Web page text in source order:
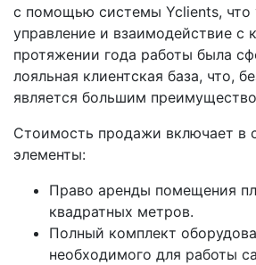
с помощью системы Yclients, что
управление и взаимодействие с
протяжении года работы была
лояльная клиентская база, что,
является большим
Стоимость продажи включает в
элементы:
Право аренды помещения
квадратных метров.
Полный комплект
необходимого для работы